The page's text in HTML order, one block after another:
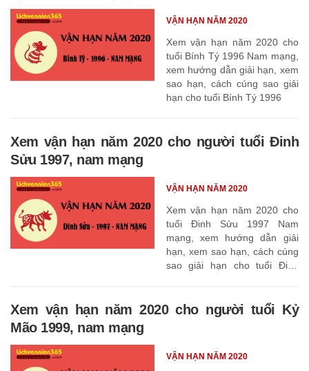
Xem vận hạn năm 2020 cho
tuổi Bính Tý 1996 Nam mạng,
xem hướng dẫn giải hạn, xem
sao hạn, cách cúng sao giải
hạn cho tuổi Bính Tý 1996
VẬN HẠN NĂM 2020
Xem vận hạn năm 2020 cho người tuổi Đinh
Sửu 1997, nam mạng
Xem vận hạn năm 2020 cho
tuổi Đinh Sửu 1997 Nam
mạng, xem hướng dẫn giải
hạn, xem sao hạn, cách cúng
sao giải hạn cho tuổi Đinh
VẬN HẠN NĂM 2020
Xem vận hạn năm 2020 cho người tuổi Kỷ
Mão 1999, nam mạng
VẬN HẠN NĂM 2020